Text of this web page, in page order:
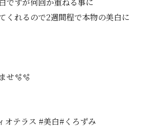
ですが何回か重ねる事に
くれるので2週間程で本物の美白に
せ🫧🫧
オテラス #美白#くろずみ